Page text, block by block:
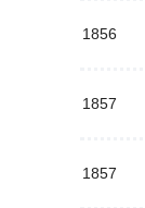
1856
1857
1857